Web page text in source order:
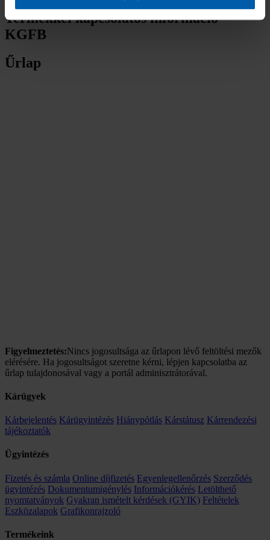
Termékkel kapcsolatos információ -
KGFB
Űrlap
Figyelmeztetés:Nincs jogosultsága az űrlapon lévő feltöltési mezők
elérésére. Ha jogosultságot szeretne kérni, lépjen kapcsolatba az
űrlap tulajdonosával vagy a portál adminisztrátorával.
Kárügyek
Kárbejelentés Kárügyintézés Hiánypótlás Kárstátusz Kárrendezési
tájékoztatók
Ügyintézés
Fizetés és számla Online díjfizetés Egyenlegellenőrzés Szerződés
ügyintézés Dokumentumigénylés Információkérés Letölthető
nyomtatványok Gyakran ismételt kérdések (GYIK) Feltételek
Eszközalapok Grafikonrajzoló
Termékeink